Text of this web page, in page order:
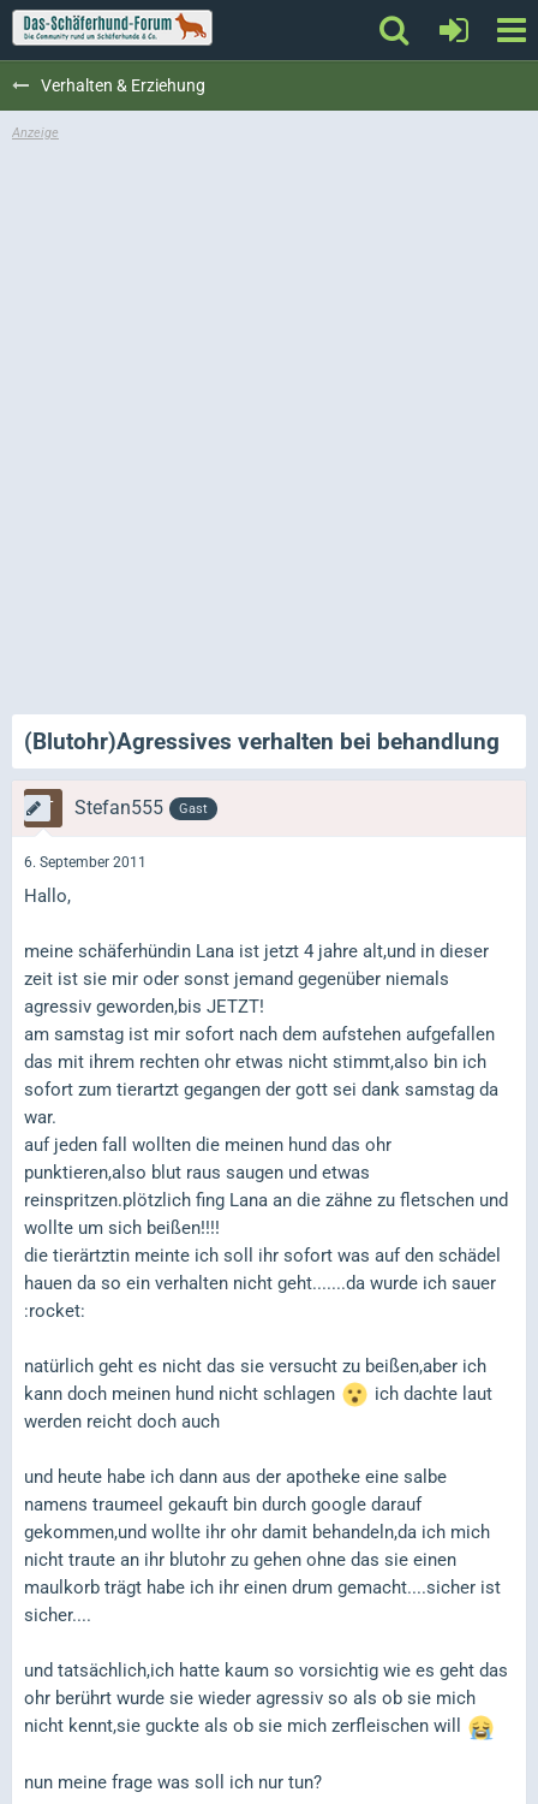
Verhalten & Erziehung
(Blutohr)Agressives verhalten bei behandlung
Stefan555 Gast
6. September 2011
Hallo,
meine schäferhündin Lana ist jetzt 4 jahre alt,und in dieser
zeit ist sie mir oder sonst jemand gegenüber niemals
agressiv geworden,bis JETZT!
am samstag ist mir sofort nach dem aufstehen aufgefallen
das mit ihrem rechten ohr etwas nicht stimmt,also bin ich
sofort zum tierartzt gegangen der gott sei dank samstag da
war.
auf jeden fall wollten die meinen hund das ohr
punktieren,also blut raus saugen und etwas
reinspritzen.plötzlich fing Lana an die zähne zu fletschen und
wollte um sich beißen!!!!
die tierärtztin meinte ich soll ihr sofort was auf den schädel
hauen da so ein verhalten nicht geht.......da wurde ich sauer
:rocket:
natürlich geht es nicht das sie versucht zu beißen,aber ich
kann doch meinen hund nicht schlagen
ich dachte laut
werden reicht doch auch
und heute habe ich dann aus der apotheke eine salbe
namens traumeel gekauft bin durch google darauf
gekommen,und wollte ihr ohr damit behandeln,da ich mich
nicht traute an ihr blutohr zu gehen ohne das sie einen
maulkorb trägt habe ich ihr einen drum gemacht....sicher ist
sicher....
und tatsächlich,ich hatte kaum so vorsichtig wie es geht das
ohr berührt wurde sie wieder agressiv so als ob sie mich
nicht kennt,sie guckte als ob sie mich zerfleischen will
nun meine frage was soll ich nur tun?